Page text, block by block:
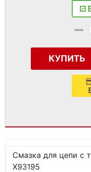
-
КУПИТЬ
Смазка для цепи с
X93195